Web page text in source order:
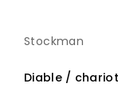
Stockman
Diable /